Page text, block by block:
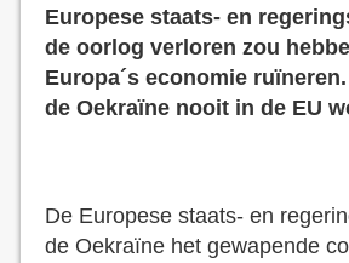
Europese staats- en
de oorlog verloren zou
Europa´s economie
de Oekraïne nooit in de EU
De Europese staats- en
de Oekraïne het gewapende